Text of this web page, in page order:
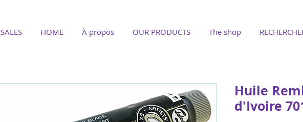
SALES HOME À propos OUR PRODUCTS The shop
Huile
d'Ivoire